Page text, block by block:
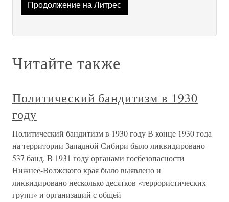
Продолжение на Литрес
Читайте также
Политический бандитизм в 1930
году
Политический бандитизм в 1930 году В конце 1930 года
на территории Западной Сибири было ликвидировано
537 банд. В 1931 году органами госбезопасности
Нижнее-Волжского края было выявлено и
ликвидировано несколько десятков «террористических
групп» и организаций с общей